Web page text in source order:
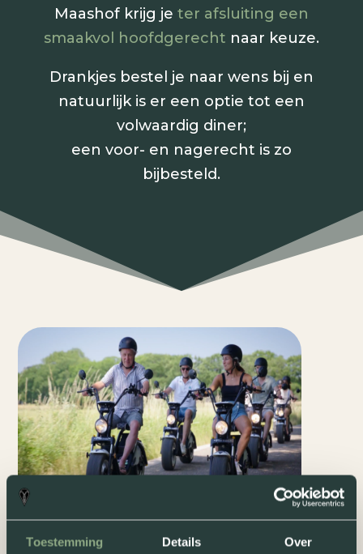
Toestemming Details Over
Maashof krijg je ter afsluiting een
smaakvol hoofdgerecht naar keuze.
Drankjes bestel je naar wens bij en
natuurlijk is er een optie tot een
volwaardig diner;
een voor- en nagerecht is zo
bijbesteld.